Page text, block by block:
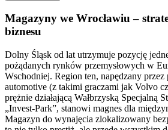
Magazyny we Wrocławiu –
biznesu
Dolny Śląsk od lat utrzymuje pozycję
pożądanych rynków przemysłowych w
Wschodniej. Region ten, napędzany przez
automotive (z takimi graczami jak Volvo
prężnie działającą Wałbrzyską Specjalną
„Invest-Park”, stanowi magnes dla
Magazyn do wynajęcia zlokalizowany